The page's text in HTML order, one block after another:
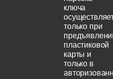
ключа
только при
пластиковой
карты и
только в